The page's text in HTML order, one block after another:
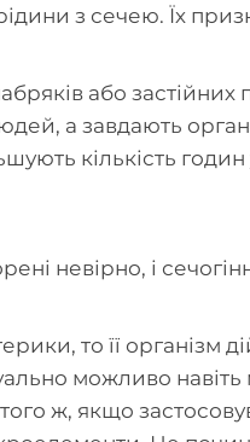
з сечею. Їх
або застійних
а завдають
кількість
невірно, і
то її організм
можливо
ж, якщо